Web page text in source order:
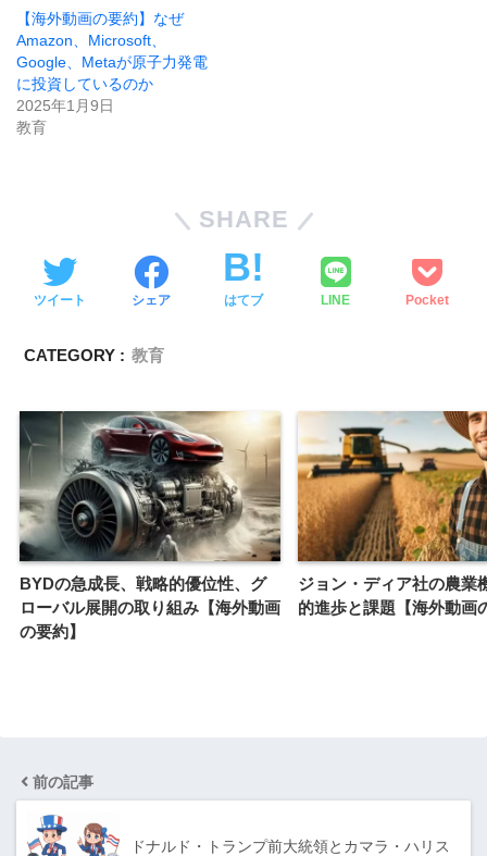
【海外動画の要約】なぜ
Amazon、Microsoft、
Google、Metaが原子力発電
に投資しているのか
2025年1月9日
教育
SHARE
ツイート シェア はてブ LINE Pocket
CATEGORY : 教育
BYDの急成長、戦略的優位性、グ
ローバル展開の取り組み【海外動画
の要約】
ジョン・ディア社の農業
的進歩と課題【海外動画
前の記事
ドナルド・トランプ前大統領とカマラ・ハリス